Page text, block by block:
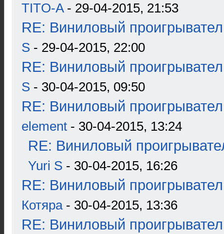
TITO-A- 29-04-2015, 21:53
RE: Виниловый
S - 29-04-2015, 22:00
RE: Виниловый
S - 30-04-2015, 09:50
RE: Виниловый
element - 30-04-2015, 13:24
RE: Виниловый
Yuri S - 30-04-2015, 16:26
RE: Виниловый
Котяра- 30-04-2015, 13:36
RE: Виниловый